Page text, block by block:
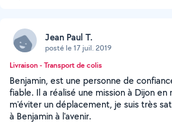
Jean Paul T.
posté le 17 juil. 2019
Livraison - Transport de colis
Benjamin, est une personne de
fiable. Il a réalisé une mission à Dijon en
m'éviter un déplacement, je suis très
à Benjamin à l'avenir.